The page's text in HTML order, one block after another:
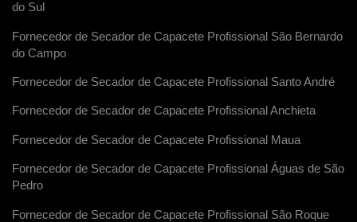
do Sul
Fornecedor de Secador de Capacete Profissional São Bernardo
do Campo
Fornecedor de Secador de Capacete Profissional Santo André
Fornecedor de Secador de Capacete Profissional Anchieta
Fornecedor de Secador de Capacete Profissional Maua
Fornecedor de Secador de Capacete Profissional Águas de São
Pedro
Fornecedor de Secador de Capacete Profissional São Roque